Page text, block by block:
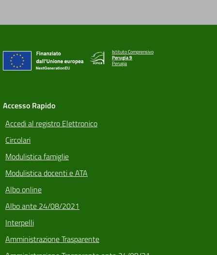
Istituto Comprensivo
Perugia 9
Perugia
Accesso Rapido
Accedi al registro Elettronico
Circolari
Modulistica famiglie
Modulistica docenti e ATA
Albo online
Albo ante 24/08/2021
Interpelli
Amministrazione Trasparente